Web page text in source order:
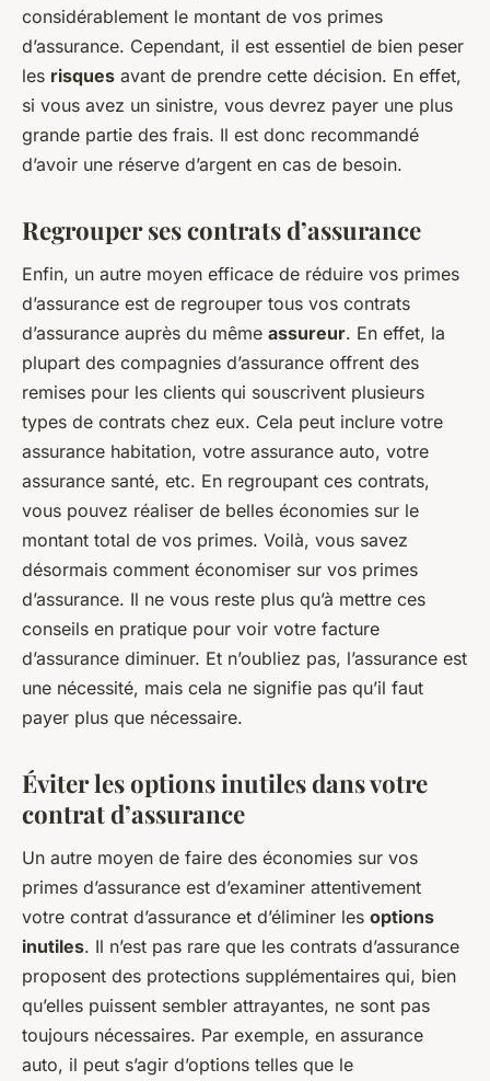
considérablement le montant de vos primes
d’assurance. Cependant, il est essentiel de bien peser
les risques avant de prendre cette décision. En effet,
si vous avez un sinistre, vous devrez payer une plus
grande partie des frais. Il est donc recommandé
d’avoir une réserve d’argent en cas de besoin.
Regrouper ses contrats d’assurance
Enfin, un autre moyen efficace de réduire vos primes
d’assurance est de regrouper tous vos contrats
d’assurance auprès du même assureur. En effet, la
plupart des compagnies d’assurance offrent des
remises pour les clients qui souscrivent plusieurs
types de contrats chez eux. Cela peut inclure votre
assurance habitation, votre assurance auto, votre
assurance santé, etc. En regroupant ces contrats,
vous pouvez réaliser de belles économies sur le
montant total de vos primes. Voilà, vous savez
désormais comment économiser sur vos primes
d’assurance. Il ne vous reste plus qu’à mettre ces
conseils en pratique pour voir votre facture
d’assurance diminuer. Et n’oubliez pas, l’assurance est
une nécessité, mais cela ne signifie pas qu’il faut
payer plus que nécessaire.
Éviter les options inutiles dans votre
contrat d’assurance
Un autre moyen de faire des économies sur vos
primes d’assurance est d’examiner attentivement
votre contrat d’assurance et d’éliminer les options
inutiles. Il n’est pas rare que les contrats d’assurance
proposent des protections supplémentaires qui, bien
qu’elles puissent sembler attrayantes, ne sont pas
toujours nécessaires. Par exemple, en assurance
auto, il peut s’agir d’options telles que le